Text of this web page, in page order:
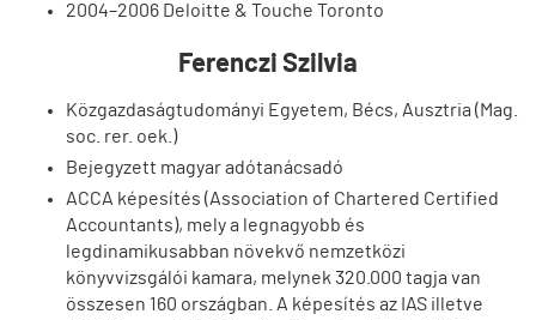
2004–2006 Deloitte & Touche Toronto
Ferenczi Szilvia
Közgazdaságtudományi Egyetem, Bécs, Ausztria (Mag.
soc. rer. oek.)
Bejegyzett magyar adótanácsadó
ACCA képesítés (Association of Chartered Certified
Accountants), mely a legnagyobb és
legdinamikusabban növekvő nemzetközi
könyvvizsgálói kamara, melynek 320.000 tagja van
összesen 160 országban. A képesítés az IAS illetve